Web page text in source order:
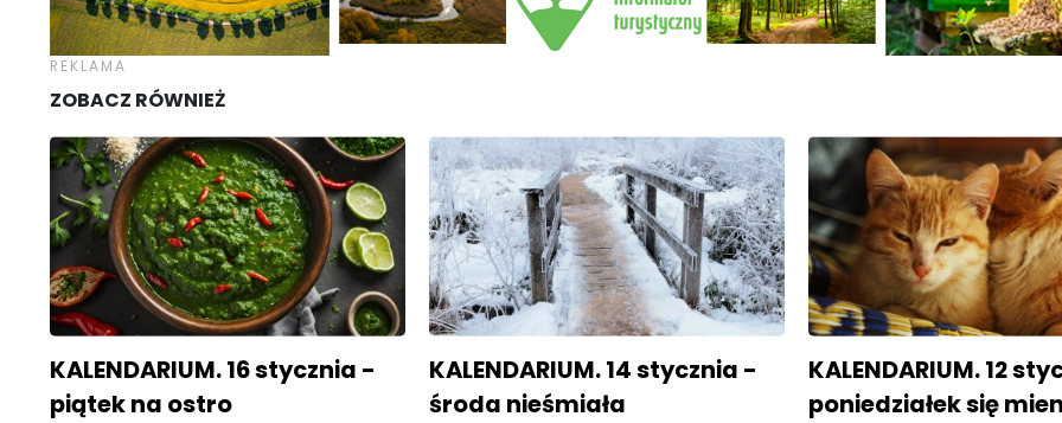
ZOBACZ RÓWNIEŻ
KALENDARIUM. 16 stycznia -
piątek na ostro
KALENDARIUM. 14 stycznia -
środa nieśmiała
KALENDARIUM. 12
poniedziałek się